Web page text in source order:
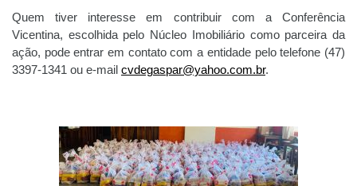
Quem tiver interesse em contribuir com a Conferência
Vicentina, escolhida pelo Núcleo Imobiliário como parceira da
ação, pode entrar em contato com a entidade pelo telefone (47)
3397-1341 ou e-mail cvdegaspar@yahoo.com.br.